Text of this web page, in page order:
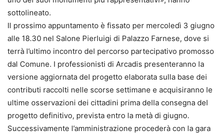
sottolineato.
Il prossimo appuntamento è fissato per mercoledì 3 giugno
alle 18.30 nel Salone Pierluigi di Palazzo Farnese, dove si
terrà l’ultimo incontro del percorso partecipativo promosso
dal Comune. I professionisti di Arcadis presenteranno la
versione aggiornata del progetto elaborata sulla base dei
contributi raccolti nelle scorse settimane e acquisiranno le
ultime osservazioni dei cittadini prima della consegna del
progetto definitivo, prevista entro la metà di giugno.
Successivamente l’amministrazione procederà con la gara